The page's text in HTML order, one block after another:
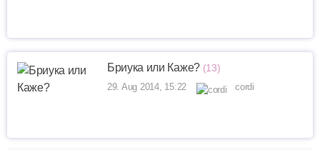
Бриука или Каже? (13)
29. Aug 2014, 15:22 cordi